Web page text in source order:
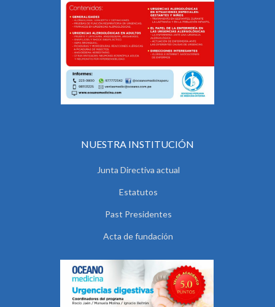
NUESTRA INSTITUCIÓN
Junta Directiva actual
Estatutos
Past Presidentes
Acta de fundación